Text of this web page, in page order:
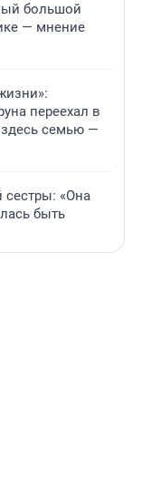
большой
— мнение
переехал в
семью —
«Она
быть